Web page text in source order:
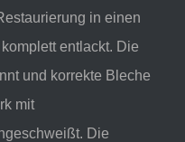
in einen
entlackt. Die
und korrekte Bleche
mit
Die